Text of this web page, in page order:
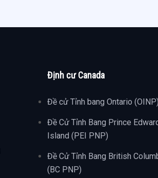
Định cư Canada
Đề cử Tỉnh bang Ontario (OINP)
Đề Cử Tỉnh Bang Prince
Island (PEI PNP)
Đề Cử Tỉnh Bang British
(BC PNP)